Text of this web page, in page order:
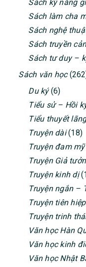
Sách kỹ năng
Sách làm cha
Sách nghệ
Sách truyền
Sách tư duy –
Sách văn học
Du ký(6)
Tiểu sử – Hồi
Tiểu thuyết
Truyện dài(18)
Truyện đam mỹ
Truyện Giả
Truyện kinh dị
Truyện ngắn –
Truyện tiên hiệp
Truyện trinh
Văn học Hàn
Văn học kinh
Văn học Nhật